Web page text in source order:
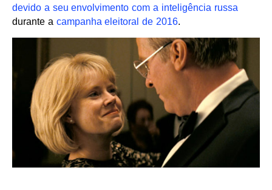
devido a seu envolvimento com a inteligência russa
durante a campanha eleitoral de 2016.